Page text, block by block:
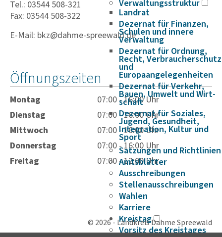
Verwaltungsstruktur
Landrat
Dezernat für Finanzen,
Schulen und innere
Verwaltung
Dezernat für Ordnung,
Recht, Verbraucherschutz
und
Europaangelegenheiten
Dezernat für Verkehr,
Bauen, Umwelt und Wirt­
schaft
Dezernat für Soziales,
Jugend, Gesundheit,
Integration, Kultur und
Sport
Satzungen und Richtlinien
Amtsblätter
Ausschreibungen
Stellenausschreibungen
Wahlen
Karriere
Kreistag
Vorsitz des Kreistages
Tel.: 03544 508-321
Fax: 03544 508-322
E-Mail: bkz@dahme-spreewald.de
Öffnungszeiten
Montag
07:00 - 16:00 Uhr
Dienstag
07:00 - 16:00 Uhr
Mittwoch
07:00 - 16:00 Uhr
Donnerstag
07:00 - 16:00 Uhr
Freitag
07:00 - 12:00 Uhr
© 2026 - Landkreis Dahme Spreewald